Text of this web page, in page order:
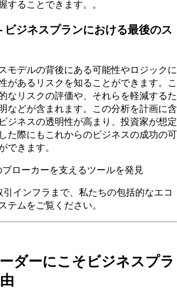
することできます。。
ビジネスプランにおける最後のス
モデルの背後にある可能性やロジックに
があるリスクを知ることができます。こ
なリスクの評価や、それらを軽減するた
などが含まれます。この分析を計画に含
ジネスの透明性が高まり、投資家が想定
た際にもこれからのビジネスの成功の可
できます。
ローカーを支えるツールを発見
インフラまで、私たちの包括的なエコ
テムをご覧ください。
ダーにこそビジネスプラ